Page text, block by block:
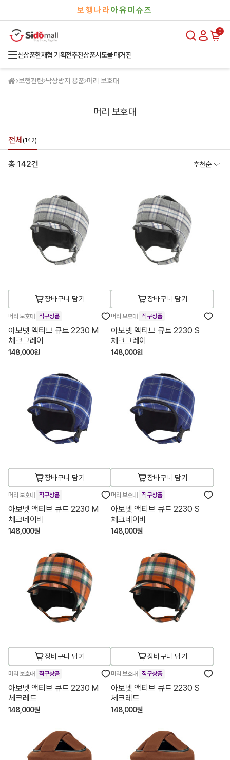
보행나라아유미슈즈
0
신상품한재협 기획전추천상품시도몰 매거진
보행관련 낙상방지 용품 머리 보호대
머리 보호대
전체 (142)
총 142건 추천순
장바구니 담기
머리 보호대 직구상품
아보넷 액티브 큐트 2230 M
체크그레이
148,000원
장바구니 담기
머리 보호대 직구상품
아보넷 액티브 큐트 2230 S
체크그레이
148,000원
장바구니 담기
머리 보호대 직구상품
아보넷 액티브 큐트 2230 M
체크네이비
148,000원
장바구니 담기
머리 보호대 직구상품
아보넷 액티브 큐트 2230 S
체크네이비
148,000원
장바구니 담기
머리 보호대 직구상품
아보넷 액티브 큐트 2230 M
체크레드
148,000원
장바구니 담기
머리 보호대 직구상품
아보넷 액티브 큐트 2230 S
체크레드
148,000원